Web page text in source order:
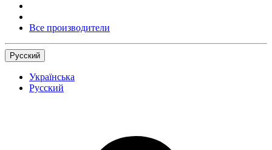
Все производители
Русский
Українська
Русский